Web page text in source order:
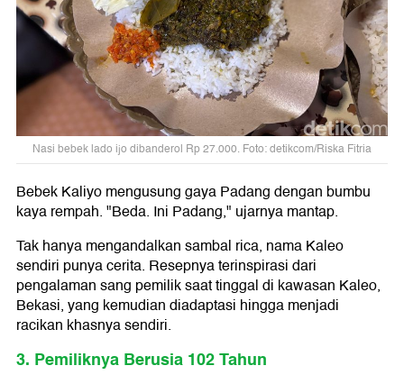
Nasi bebek lado ijo dibanderol Rp 27.000. Foto: detikcom/Riska Fitria
Bebek Kaliyo mengusung gaya Padang dengan bumbu
kaya rempah. "Beda. Ini Padang," ujarnya mantap.
Tak hanya mengandalkan sambal rica, nama Kaleo
sendiri punya cerita. Resepnya terinspirasi dari
pengalaman sang pemilik saat tinggal di kawasan Kaleo,
Bekasi, yang kemudian diadaptasi hingga menjadi
racikan khasnya sendiri.
3. Pemiliknya Berusia 102 Tahun